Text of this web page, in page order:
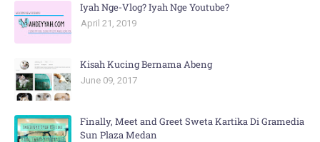
Iyah Nge-Vlog? Iyah Nge Youtube?
April 21, 2019
Kisah Kucing Bernama Abeng
June 09, 2017
Finally, Meet and Greet Sweta Kartika Di Gramedia
Sun Plaza Medan